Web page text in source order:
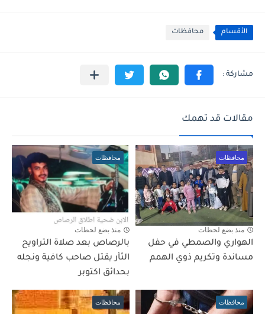
الأقسام محافظات
مقالات قد تهمك
محافظات
منذ بضع لحظات
الهواري والصمطي في حفل
مساندة وتكريم ذوي الهمم
محافظات
منذ بضع لحظات
بالرصاص بعد صلاة التراويح
الثأر يقتل صاحب كافية ونجله
بحدائق اكتوبر
محافظات محافظات